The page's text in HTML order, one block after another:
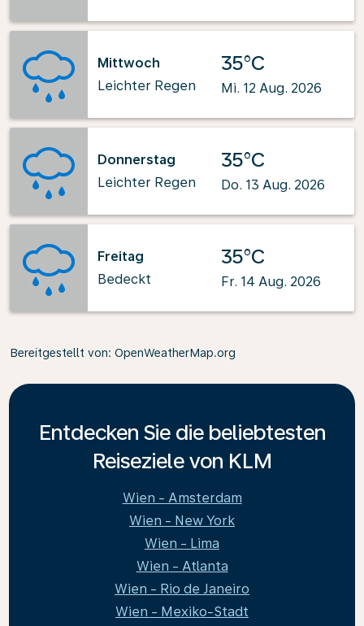
Mittwoch
Leichter Regen
35°C
Mi. 12 Aug. 2026
Donnerstag
Leichter Regen
35°C
Do. 13 Aug. 2026
Freitag
Bedeckt
35°C
Fr. 14 Aug. 2026
Bereitgestellt von: OpenWeatherMap.org
Entdecken Sie die beliebtesten
Reiseziele von KLM
Wien - Amsterdam
Wien - New York
Wien - Lima
Wien - Atlanta
Wien - Rio de Janeiro
Wien - Mexiko-Stadt